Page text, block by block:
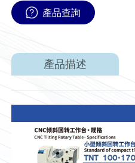
產品查詢
產品描述